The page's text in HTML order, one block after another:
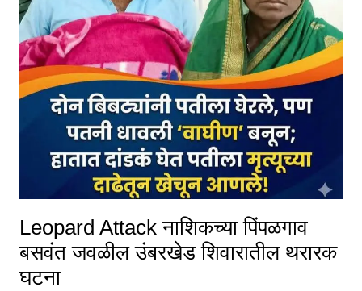
Leopard Attack नाशिकच्या पिंपळगाव
बसवंत जवळील उंबरखेड शिवारातील थरारक
घटना